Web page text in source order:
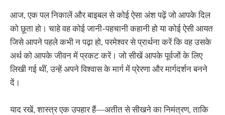
आज, एक पल निकालें और बाइबल से कोई ऐसा अंश पढ़ें जो आपके दिल
को छूता हो। चाहे वह कोई जानी-पहचानी कहानी हो या कोई ऐसी आयत
जिसे आपने पहले कभी न पढ़ा हो, परमेश्वर से प्रार्थना करें कि वह उसके
अर्थ को आपके जीवन में प्रकट करें। जो सीखें आपके पूर्वजों के लिए
लिखी गई थीं, उन्हें अपने विश्वास के मार्ग में प्रेरणा और मार्गदर्शन बनने
दें।
याद रखें, शास्त्र एक उपहार हैं—अतीत से सीखने का निमंत्रण, ताकि